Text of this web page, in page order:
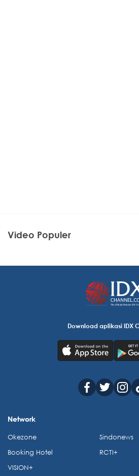
Video Populer
Download aplikasi IDX
Network
Okezone
Booking Hotel
VISION+
Sindonews
RCTI+